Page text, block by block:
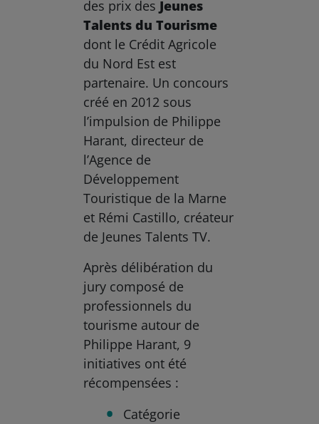
des prix des Jeunes
Talents du Tourisme
dont le Crédit Agricole
du Nord Est est
partenaire. Un concours
créé en 2012 sous
l’impulsion de Philippe
Harant, directeur de
l’Agence de
Développement
Touristique de la Marne
et Rémi Castillo, créateur
de Jeunes Talents TV.
Après délibération du
jury composé de
professionnels du
tourisme autour de
Philippe Harant, 9
initiatives ont été
récompensées :
Catégorie